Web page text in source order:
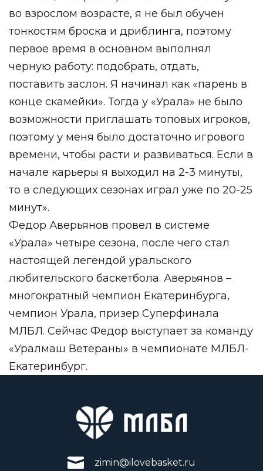
во взрослом возрасте, я не был обучен
тонкостям броска и дриблинга, поэтому
первое время в основном выполнял
черную работу: подобрать, отдать,
поставить заслон. Я начинал как «парень в
конце скамейки». Тогда у «Урала» не было
возможности приглашать топовых игроков,
поэтому у меня было достаточно игрового
времени, чтобы расти и развиваться. Если в
начале карьеры я выходил на 2-3 минуты,
то в следующих сезонах играл уже по 20-25
минут».
Федор Аверьянов провел в системе
«Урала» четыре сезона, после чего стал
настоящей легендой уральского
любительского баскетбола. Аверьянов –
многократный чемпион Екатеринбурга,
чемпион Урала, призер Суперфинала
МЛБЛ. Сейчас Федор выступает за команду
«Уралмаш Ветераны» в чемпионате МЛБЛ-
Екатеринбург.
zimin@ilovebasket.ru